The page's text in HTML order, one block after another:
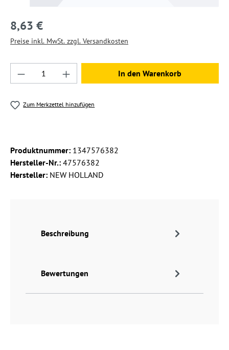
8,63 €
Preise inkl. MwSt. zzgl. Versandkosten
Produkt Anzahl: Gib den gewünschten
In den Warenkorb
Zum Merkzettel hinzufügen
Produktnummer: 1347576382
Hersteller-Nr.: 47576382
Hersteller: NEW HOLLAND
Beschreibung
Bewertungen